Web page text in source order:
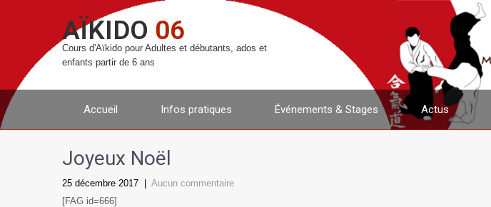
AÏKIDO 06
Cours d'Aïkido pour Adultes et débutants, ados et
enfants partir de 6 ans
Accueil Infos pratiques Événements & Stages Actus
Joyeux Noël
25 décembre 2017
Aucun commentaire
[FAG id=666]